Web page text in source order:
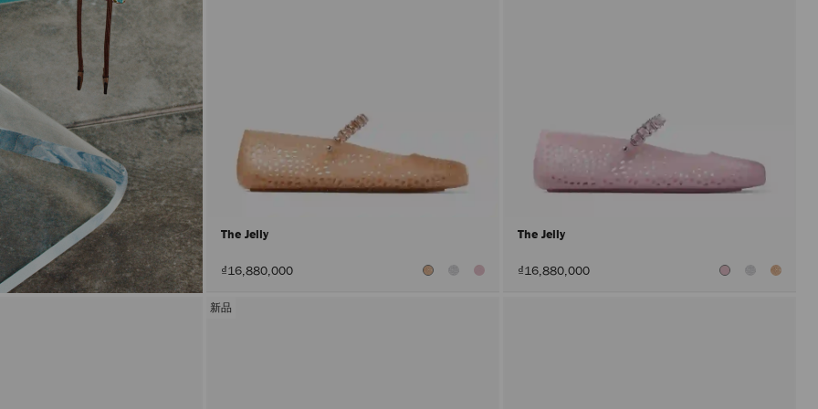
The Jelly
₫16,880,000
The Jelly
₫16,880,000
新品